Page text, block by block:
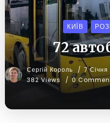
КИЇВ
72
Сергій Король 7
382 Views
0